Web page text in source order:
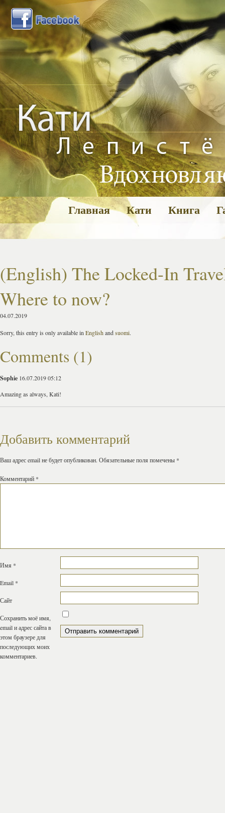
Главная Кати Книга
(English) The Locked-In
Where to now?
04.07.2019
Sorry, this entry is only available in Englishandsuomi.
Comments (1)
Sophie 16.07.2019 05:12
Amazing as always, Kati!
Добавить комментарий
Ваш адрес email не будет опубликован. Обязательные поля помечены *
Комментарий *
Имя *
Email *
Сайт
Сохранить моё имя,
email и адрес сайта в
этом браузере для
последующих моих
комментариев.